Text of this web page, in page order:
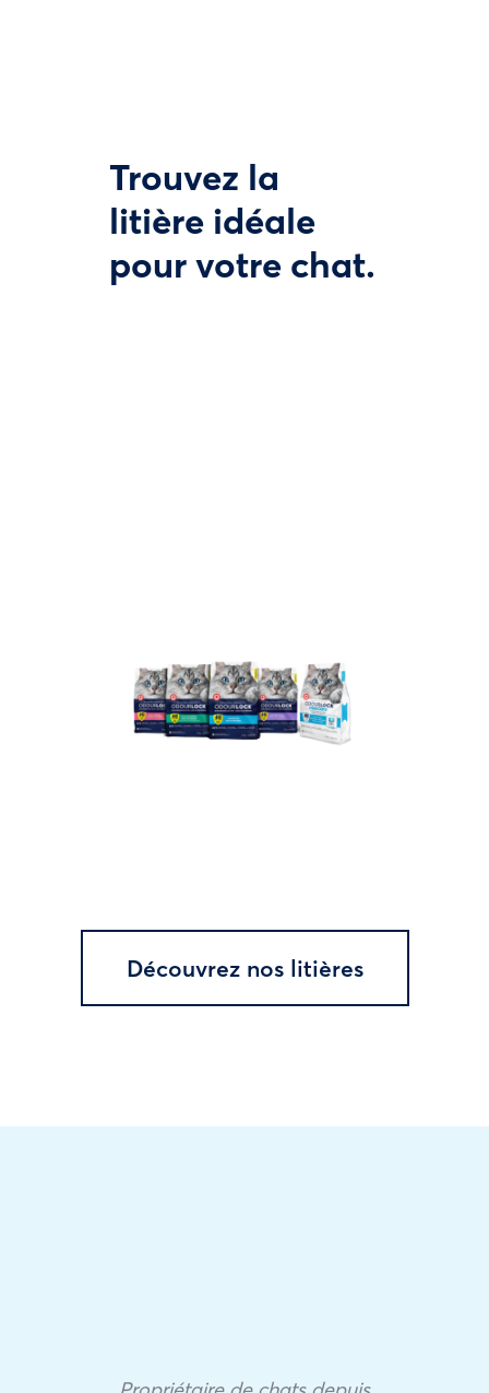
Trouvez la
litière idéale
pour votre chat.
Découvrez nos litières